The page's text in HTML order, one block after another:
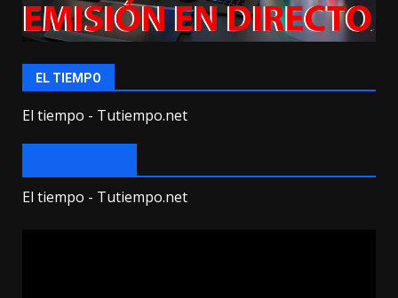
EL TIEMPO
El tiempo - Tutiempo.net
El tiempo - Tutiempo.net